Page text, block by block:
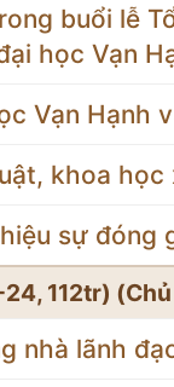
buổi lễ
học Vạn
Vạn Hạnh
khoa học
sự đóng
112tr)
nhà lãnh